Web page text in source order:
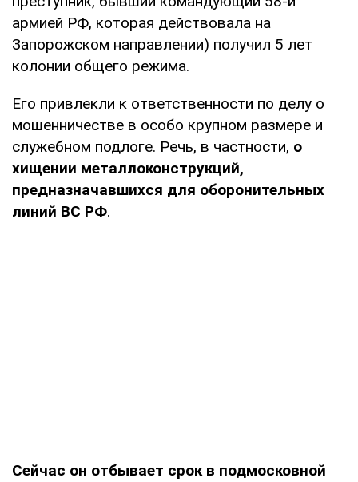
армией РФ, которая действовала на
Запорожском направлении) получил 5 лет
колонии общего режима.
Его привлекли к ответственности по делу о
мошенничестве в особо крупном размере и
служебном подлоге. Речь, в частности, о
хищении металлоконструкций,
предназначавшихся для оборонительных
линий ВС РФ.
Сейчас он отбывает срок в подмосковной